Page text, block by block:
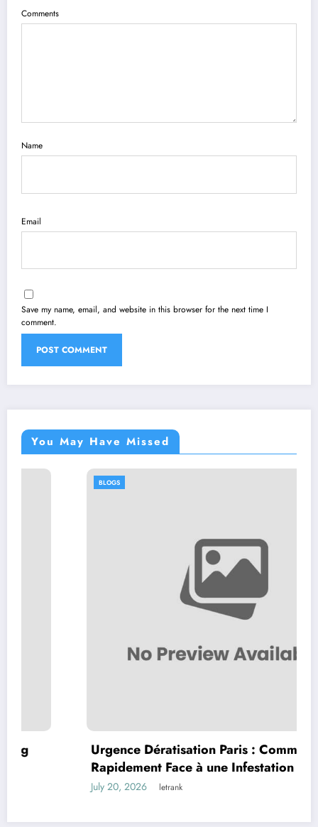
Comments
Name
Email
Save my name, email, and website in this browser for the next time I
comment.
You May Have Missed
Urgence Dératisation Paris : Comment Agir
Rapidement Face à une Infestation de
letrank